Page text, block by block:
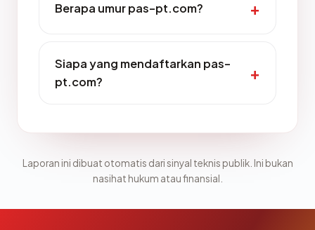
Berapa umur pas-pt.com?
Siapa yang mendaftarkan pas-
pt.com?
Laporan ini dibuat otomatis dari sinyal teknis publik. Ini bukan
nasihat hukum atau finansial.